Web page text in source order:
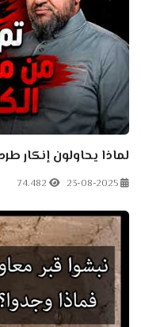
لماذا يحاولون
23-08-2025
74.482